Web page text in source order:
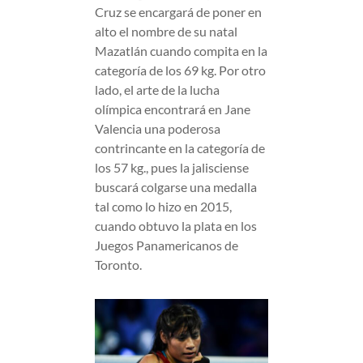
Cruz se encargará de poner en
alto el nombre de su natal
Mazatlán cuando compita en la
categoría de los 69 kg. Por otro
lado, el arte de la lucha
olímpica encontrará en Jane
Valencia una poderosa
contrincante en la categoría de
los 57 kg., pues la jalisciense
buscará colgarse una medalla
tal como lo hizo en 2015,
cuando obtuvo la plata en los
Juegos Panamericanos de
Toronto.